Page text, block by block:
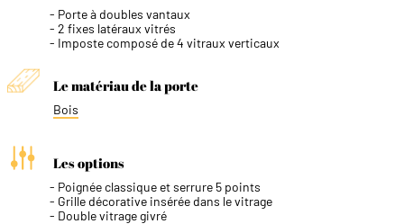
Porte à doubles vantaux
2 fixes latéraux vitrés
Imposte composé de 4 vitraux verticaux
Le matériau de la porte
Bois
Les options
Poignée classique et serrure 5 points
Grille décorative insérée dans le vitrage
Double vitrage givré